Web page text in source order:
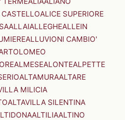
ALICE SUPERIORE
ALLAIALLEGHEALLEIN
ALLUVIONI CAMBIO'
ALMESEALONTEALPETTE
ALTAMURAALTARE
MILICIA
ALTAVILLA SILENTINA
ALTILIAALTINO